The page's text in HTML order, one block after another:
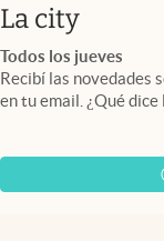
La cityabre
Todos los jueves
Recibí las novedades
en tu email. ¿Qué dice